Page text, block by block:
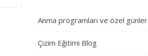
Anma programları ve özel günler
Çizim Eğitimi Blog